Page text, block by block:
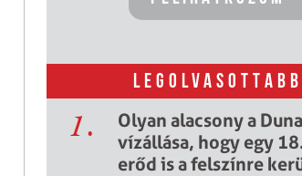
LEGOLVASOTTABB
1.
Olyan alacsony a Duna
vízállása, hogy egy
erőd is a felszínre